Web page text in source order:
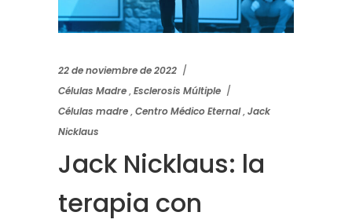
22 de noviembre de 2022
Células Madre,Esclerosis Múltiple
Células madre,Centro Médico Eternal,Jack
Nicklaus
Jack Nicklaus: la
terapia con